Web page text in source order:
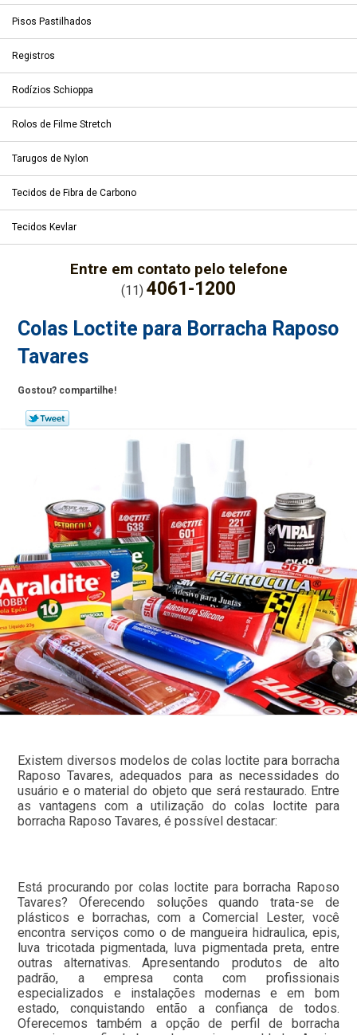
Pisos Pastilhados
Registros
Rodízios Schioppa
Rolos de Filme Stretch
Tarugos de Nylon
Tecidos de Fibra de Carbono
Tecidos Kevlar
Entre em contato pelo telefone
(11) 4061-1200
Colas Loctite para Borracha Raposo
Tavares
Gostou? compartilhe!
Existem diversos modelos de colas loctite para borracha
Raposo Tavares, adequados para as necessidades do
usuário e o material do objeto que será restaurado. Entre
as vantagens com a utilização do colas loctite para
borracha Raposo Tavares, é possível destacar:
Está procurando por colas loctite para borracha Raposo
Tavares? Oferecendo soluções quando trata-se de
plásticos e borrachas, com a Comercial Lester, você
encontra serviços como o de mangueira hidraulica, epis,
luva tricotada pigmentada, luva pigmentada preta, entre
outras alternativas. Apresentando produtos de alto
padrão, a empresa conta com profissionais
especializados e instalações modernas e em bom
estado, conquistando então a confiança de todos.
Oferecemos também a opção de perfil de borracha